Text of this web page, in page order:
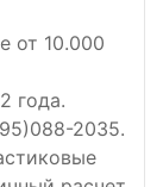
от 10.000
года.
2035.